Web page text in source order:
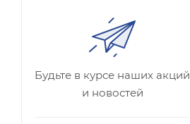
Будьте в курсе наших акций
и новостей